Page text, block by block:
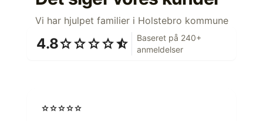
Vi har hjulpet familier i Holstebro kommune
4.8starstarstarstarstar_half
Baseret på 240+
anmeldelser
starstarstarstarstar